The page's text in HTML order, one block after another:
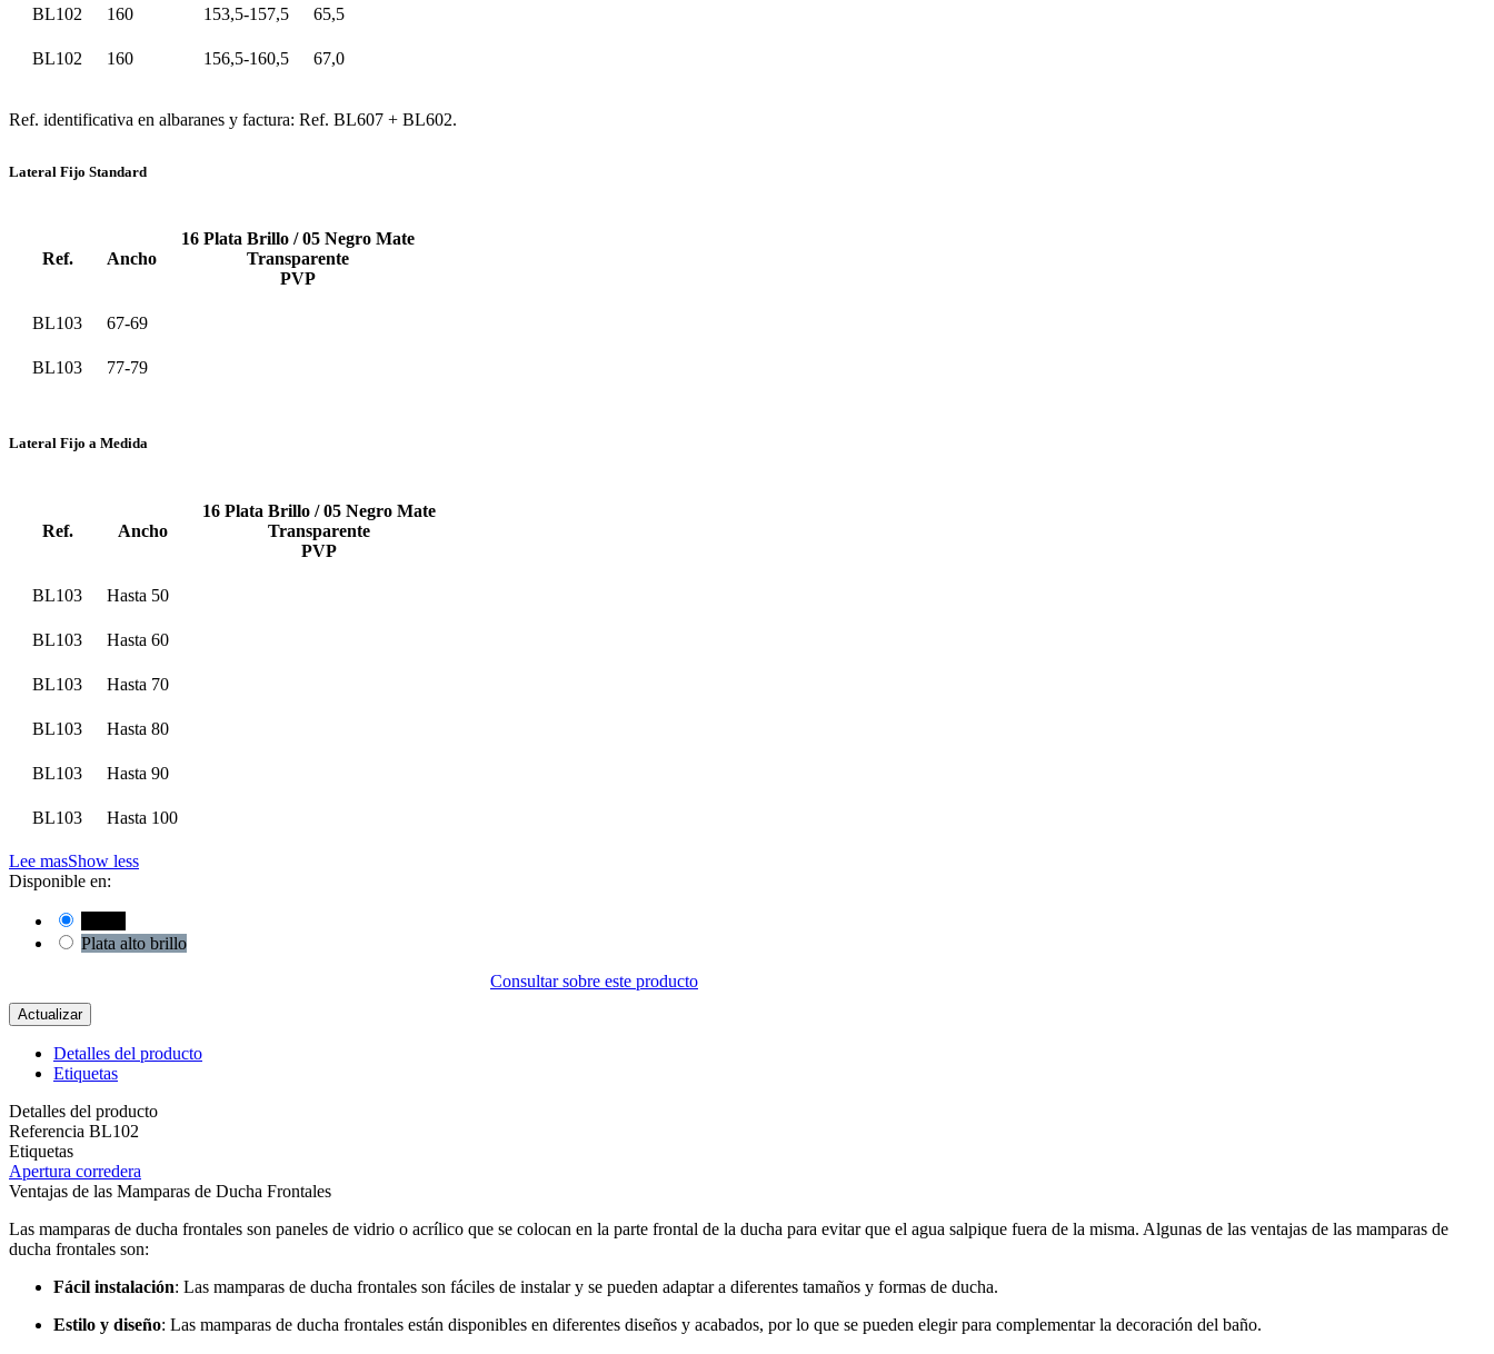
BL102 160 153,5-157,5 65,5
BL102 160 156,5-160,5 67,0
Ref. identificativa en albaranes y factura: Ref. BL607 + BL602.
Lateral Fijo Standard
Ref. Ancho
16 Plata Brillo / 05 Negro Mate
Transparente
PVP
BL103 67-69
BL103 77-79
Lateral Fijo a Medida
Ref. Ancho
16 Plata Brillo / 05 Negro Mate
Transparente
PVP
BL103 Hasta 50
BL103 Hasta 60
BL103 Hasta 70
BL103 Hasta 80
BL103 Hasta 90
BL103 Hasta 100
Lee masShow less
Disponible en:
Plata alto brillo
Consultar sobre este producto
Detalles del producto
Etiquetas
Detalles del producto
Referencia BL102
Etiquetas
Apertura corredera
Ventajas de las Mamparas de Ducha Frontales
Las mamparas de ducha frontales son paneles de vidrio o acrílico que se colocan en la parte frontal de la ducha para evitar que el agua salpique fuera de la misma. Algunas de las ventajas de las mamparas de
ducha frontales son:
Fácil instalación: Las mamparas de ducha frontales son fáciles de instalar y se pueden adaptar a diferentes tamaños y formas de ducha.
Estilo y diseño: Las mamparas de ducha frontales están disponibles en diferentes diseños y acabados, por lo que se pueden elegir para complementar la decoración del baño.